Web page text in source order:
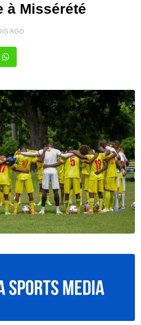
à Missérété
AGO
Whatsapp